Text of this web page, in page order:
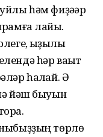
һәм фиҙәҡәр
лайыҡ.
ҡыҙыҡлы
һәр ваҡыт
һаҡлай. Ә
йәш быуын
төрлө